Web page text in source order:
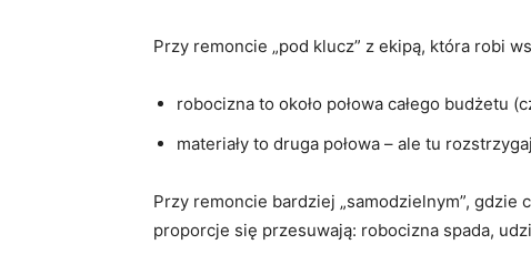
Przy remoncie „pod klucz” z ekipą, która robi
robocizna to około połowa całego budżetu
materiały to druga połowa – ale tu
Przy remoncie bardziej „samodzielnym”, gdzie
proporcje się przesuwają: robocizna spada,